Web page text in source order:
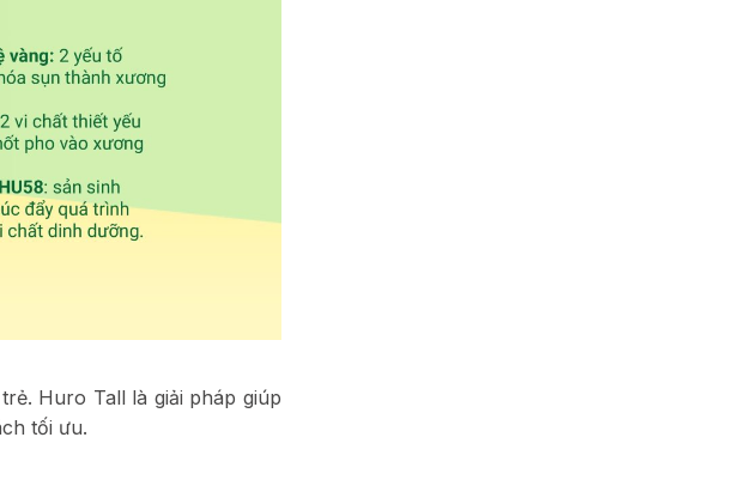
Huro Tall là giải pháp giúp
tối ưu.